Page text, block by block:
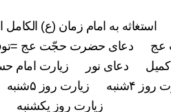
استغاثه به امام زمان (ع) الکامل
عج
دعای حضرت حجّت عج
دعای نور زیارت امام
۴شنبه
زیارت روز ۵شنبه
زیارت روز یکشنبه